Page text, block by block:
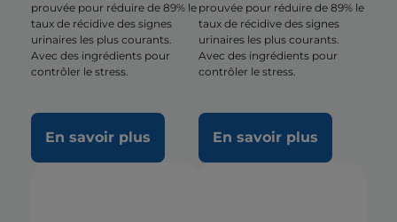
prouvée pour réduire de 89% le
taux de récidive des signes
urinaires les plus courants.
Avec des ingrédients pour
contrôler le stress.
En savoir plus
prouvée pour réduire de 89% le
taux de récidive des signes
urinaires les plus courants.
Avec des ingrédients pour
contrôler le stress.
En savoir plus